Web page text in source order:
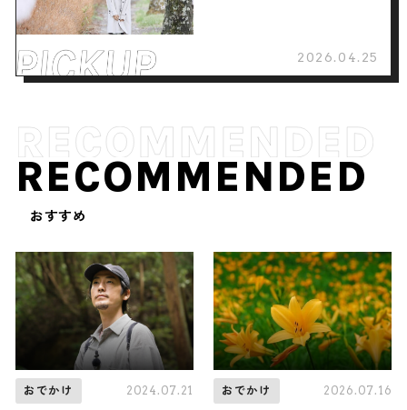
2026.04.25
RECOMMENDED
おすすめ
おでかけ 2024.07.21 おでかけ 2026.07.16